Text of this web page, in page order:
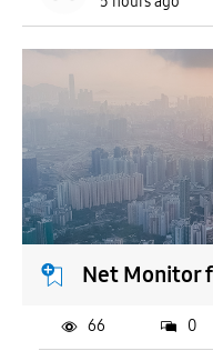
Net Monitor
66 0